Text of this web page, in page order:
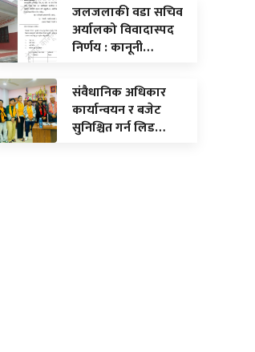
जलजलाकी वडा सचिव
अर्यालको विवादास्पद
निर्णय : कानूनी…
संवैधानिक अधिकार
कार्यान्वयन र बजेट
सुनिश्चित गर्न लिड…